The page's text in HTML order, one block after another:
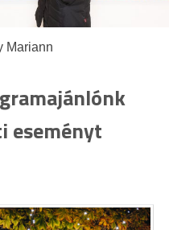
Mariann
eseményt